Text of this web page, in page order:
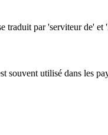
par 'serviteur de'
souvent utilisé dans les